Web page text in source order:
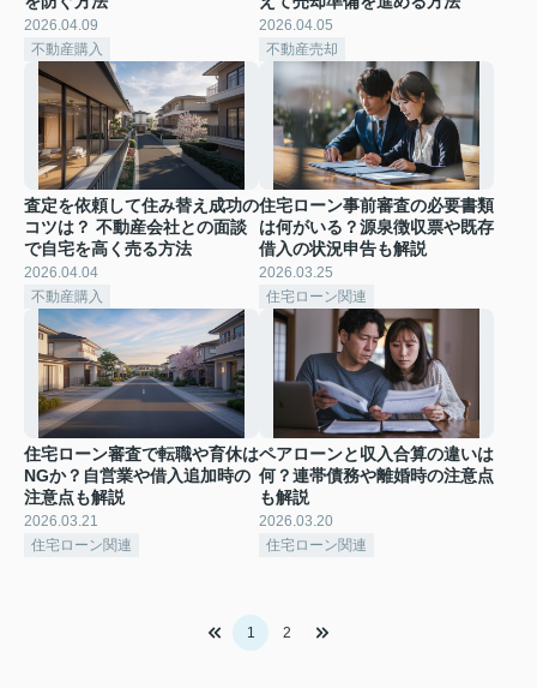
2026.04.09
不動産購入
2026.04.05
不動産売却
査定を依頼して住み替え成功の
コツは？ 不動産会社との面談
で自宅を高く売る方法
2026.04.04
不動産購入
住宅ローン事前審査の必要書類
は何がいる？源泉徴収票や既存
借入の状況申告も解説
2026.03.25
住宅ローン関連
住宅ローン審査で転職や育休は
NGか？自営業や借入追加時の
注意点も解説
2026.03.21
住宅ローン関連
ペアローンと収入合算の違いは
何？連帯債務や離婚時の注意点
も解説
2026.03.20
住宅ローン関連
1 2